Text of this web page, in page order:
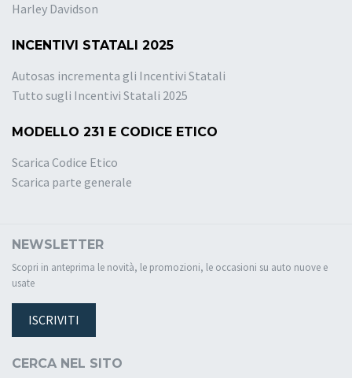
Harley Davidson
INCENTIVI STATALI 2025
Autosas incrementa gli Incentivi Statali
Tutto sugli Incentivi Statali 2025
MODELLO 231 E CODICE ETICO
Scarica Codice Etico
Scarica parte generale
NEWSLETTER
Scopri in anteprima le novità, le promozioni, le occasioni su auto nuove e
usate
ISCRIVITI
CERCA NEL SITO